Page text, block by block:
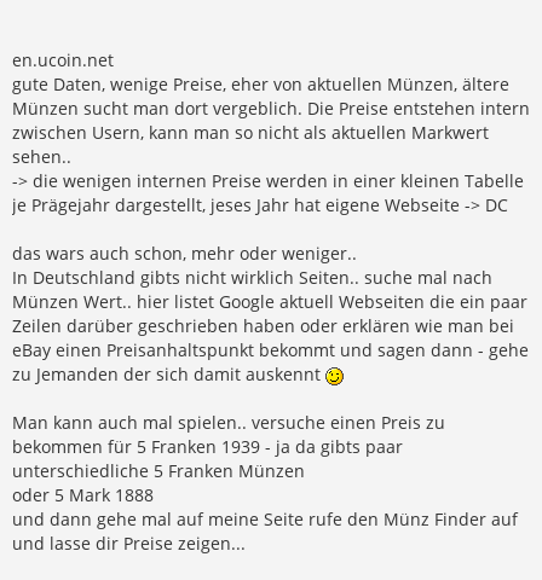
en.ucoin.net
gute Daten, wenige Preise, eher von aktuellen Münzen, ältere
Münzen sucht man dort vergeblich. Die Preise entstehen intern
zwischen Usern, kann man so nicht als aktuellen Markwert
sehen..
-> die wenigen internen Preise werden in einer kleinen Tabelle
je Prägejahr dargestellt, jeses Jahr hat eigene Webseite -> DC
das wars auch schon, mehr oder weniger..
In Deutschland gibts nicht wirklich Seiten.. suche mal nach
Münzen Wert.. hier listet Google aktuell Webseiten die ein paar
Zeilen darüber geschrieben haben oder erklären wie man bei
eBay einen Preisanhaltspunkt bekommt und sagen dann - gehe
zu Jemanden der sich damit auskennt
Man kann auch mal spielen.. versuche einen Preis zu
bekommen für 5 Franken 1939 - ja da gibts paar
unterschiedliche 5 Franken Münzen
oder 5 Mark 1888
und dann gehe mal auf meine Seite rufe den Münz Finder auf
und lasse dir Preise zeigen...